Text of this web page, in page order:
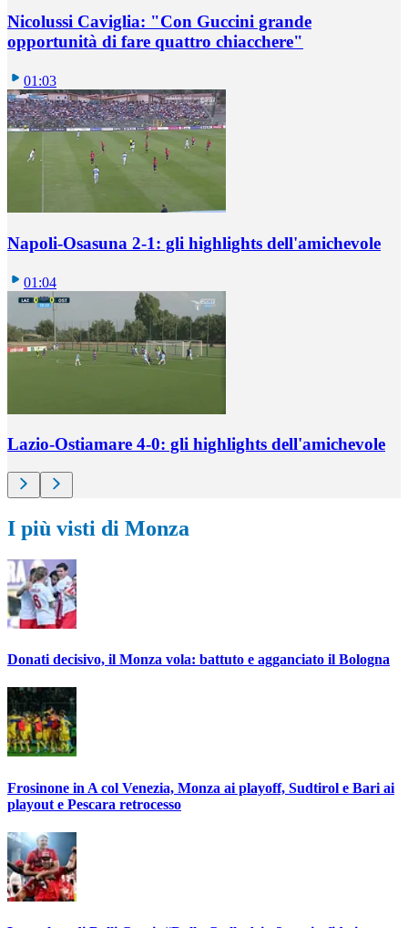
Nicolussi Caviglia: "Con Guccini grande
opportunità di fare quattro chiacchere"
01:03
Napoli-Osasuna 2-1: gli highlights dell'amichevole
01:04
Lazio-Ostiamare 4-0: gli highlights dell'amichevole
I più visti di Monza
Donati decisivo, il Monza vola: battuto e agganciato il Bologna
Frosinone in A col Venezia, Monza ai playoff, Sudtirol e Bari ai
playout e Pescara retrocesso